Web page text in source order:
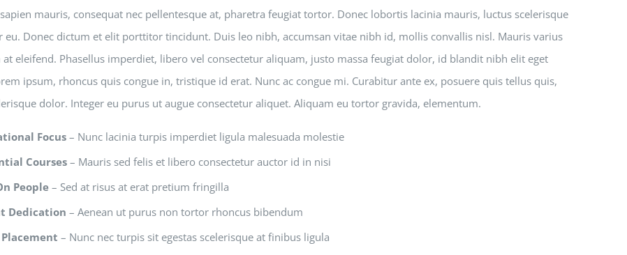
mauris, consequat nec pellentesque at, pharetra feugiat tortor. Donec lobortis lacinia mauris, luctus scelerisque
eu. Donec dictum et elit porttitor tincidunt. Duis leo nibh, accumsan vitae nibh id, mollis convallis nisl. Mauris varius
at eleifend. Phasellus imperdiet, libero vel consectetur aliquam, justo massa feugiat dolor, id blandit nibh elit eget
ipsum, rhoncus quis congue in, tristique id erat. Nunc ac congue mi. Curabitur ante ex, posuere quis tellus quis,
dolor. Integer eu purus ut augue consectetur aliquet. Aliquam eu tortor gravida, elementum.
Focus – Nunc lacinia turpis imperdiet ligula malesuada molestie
Courses – Mauris sed felis et libero consectetur auctor id in nisi
People – Sed at risus at erat pretium fringilla
Dedication – Aenean ut purus non tortor rhoncus bibendum
– Nunc nec turpis sit egestas scelerisque at finibus ligula